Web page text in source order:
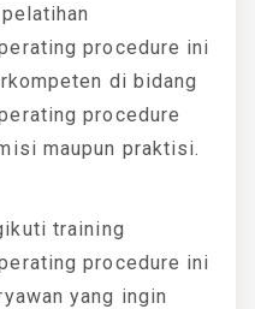
procedure ini
di bidang
procedure
maupun praktisi.
training
procedure ini
yang ingin